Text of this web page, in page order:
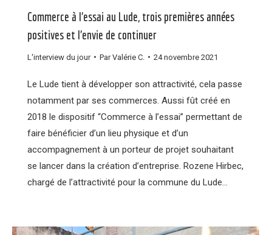
Commerce à l’essai au Lude, trois premières années
positives et l’envie de continuer
L'interview du jour ParValérie C. 24 novembre 2021
Le Lude tient à développer son attractivité, cela passe
notamment par ses commerces. Aussi fût créé en
2018 le dispositif “Commerce à l’essai” permettant de
faire bénéficier d’un lieu physique et d’un
accompagnement à un porteur de projet souhaitant
se lancer dans la création d’entreprise. Rozene Hirbec,
chargé de l’attractivité pour la commune du Lude…